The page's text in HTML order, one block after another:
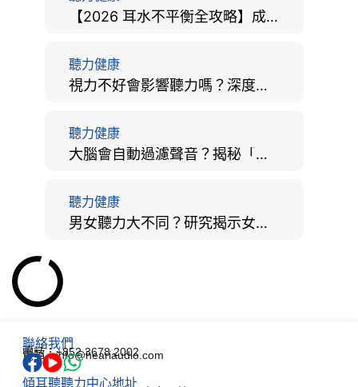
【2026 耳水不平衡全攻略】成因、病徵、治療及改善方法
聽力健康
視力不好會影響聽力嗎？深度拆解大腦「眼耳並用」的科學秘密
聽力健康
大腦會自動過濾聲音？揭秘「聽覺注意」機制與聽力健康的深層關係
聽力健康
男女聽力大不同？研究揭示女性聽覺更靈敏！為何男性更易聽力損失？
聯絡我們
電話：+852 3678 2002
電郵：info@heariaudio.com
傾耳聽聽力中心地址